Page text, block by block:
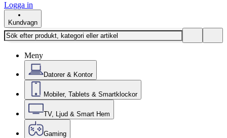
Logga in
Kundvagn
Meny
Datorer & Kontor
Mobiler, Tablets & Smartklockor
TV, Ljud & Smart Hem
Gaming